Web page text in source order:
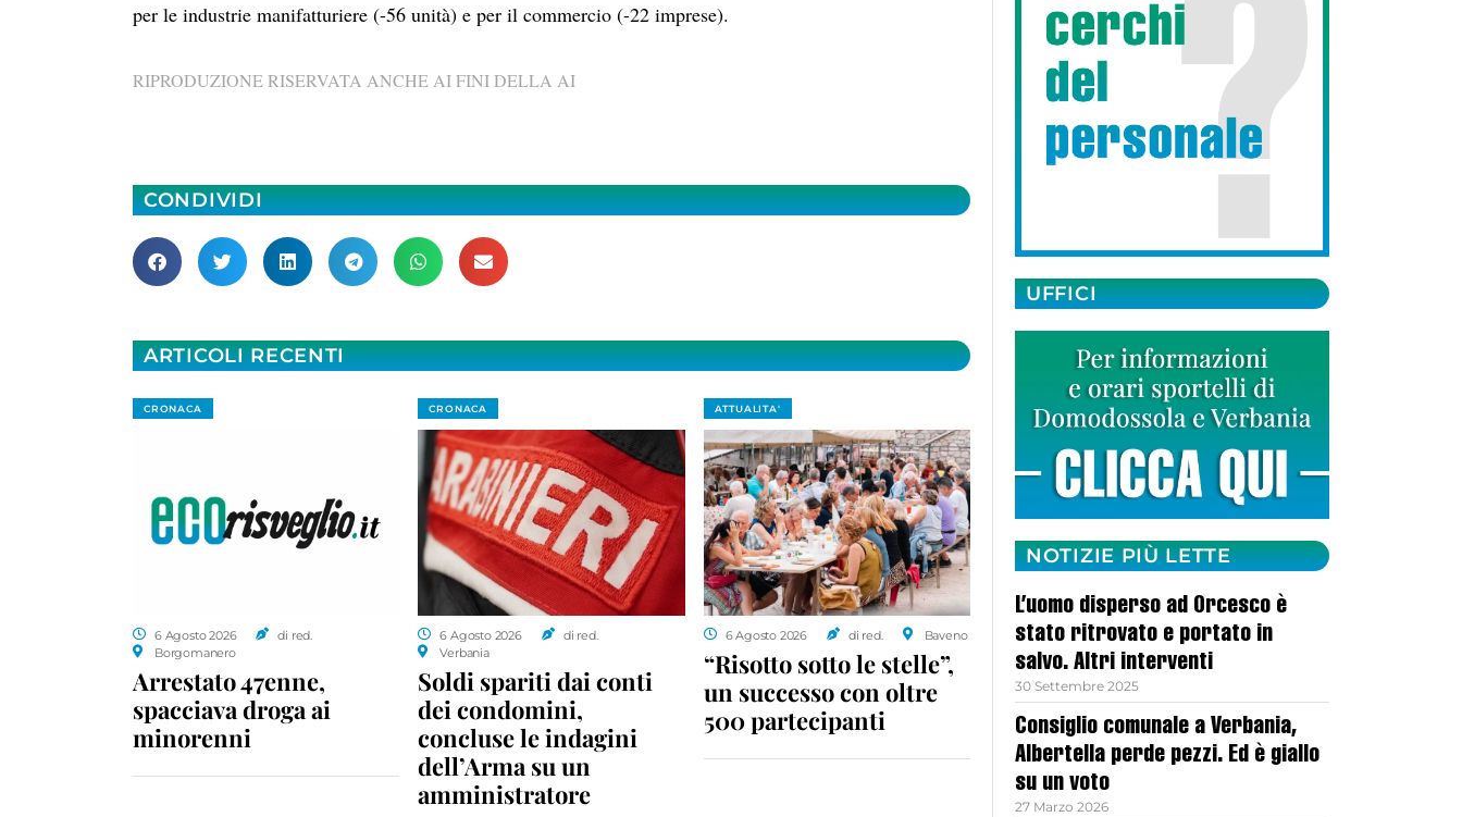
per le industrie manifatturiere (-56 unità) e per il commercio (-22 imprese).
RIPRODUZIONE RISERVATA ANCHE AI FINI DELLA AI
CONDIVIDI
ARTICOLI RECENTI
CRONACA
6 Agosto 2026
di red.
Borgomanero
Arrestato 47enne,
spacciava droga ai
minorenni
CRONACA
6 Agosto 2026
di red.
Verbania
Soldi spariti dai conti
dei condomini,
concluse le indagini
dell’Arma su un
amministratore
ATTUALITA'
6 Agosto 2026 di red. Baveno
“Risotto sotto le stelle”,
un successo con oltre
500 partecipanti
UFFICI
NOTIZIE PIÙ LETTE
L’uomo disperso ad Orcesco è
stato ritrovato e portato in
salvo. Altri interventi
30 Settembre 2025
Consiglio comunale a Verbania,
Albertella perde pezzi. Ed è giallo
su un voto
27 Marzo 2026